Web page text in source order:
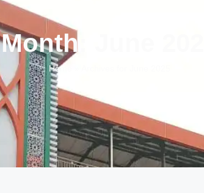
Month: June 2025
Home